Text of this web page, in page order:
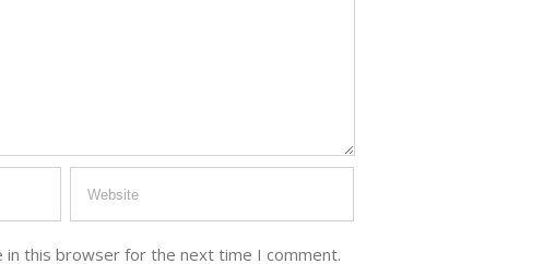
in this browser for the next time I comment.